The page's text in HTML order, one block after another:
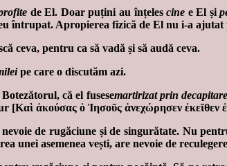
de El. Doar puțini au înțelescine e El și
întrupat. Apropierea fizică de El nu i-a ajutat
ceva, pentru ca să vadă și să audă ceva.
pe care o discutăm azi.
că el fusesemartirizat prin decapitare
ἀκούσας ὁ Ἰησοῦς ἀνεχώρησεν ἐκεῖθεν
de rugăciune și de singurătate. Nu
unei asemenea vești, are nevoie de